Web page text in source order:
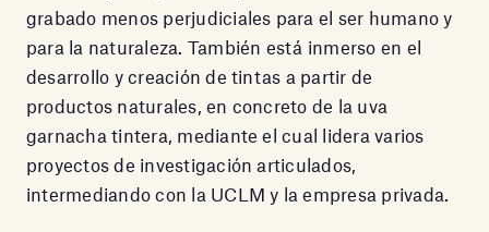
grabado menos perjudiciales para el ser humano y
para la naturaleza. También está inmerso en el
desarrollo y creación de tintas a partir de
productos naturales, en concreto de la uva
garnacha tintera, mediante el cual lidera varios
proyectos de investigación articulados,
intermediando con la UCLM y la empresa privada.